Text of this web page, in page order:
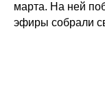
марта. На ней
эфиры собрали